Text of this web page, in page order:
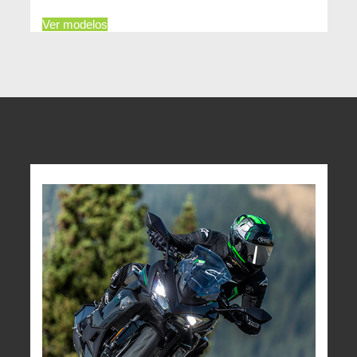
Ver modelos